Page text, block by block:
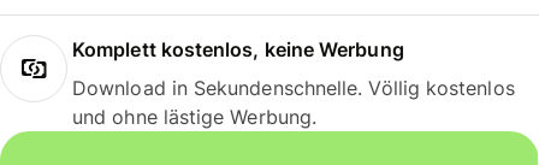
Komplett kostenlos, keine Werbung
Download in Sekundenschnelle. Völlig kostenlos
und ohne lästige Werbung.